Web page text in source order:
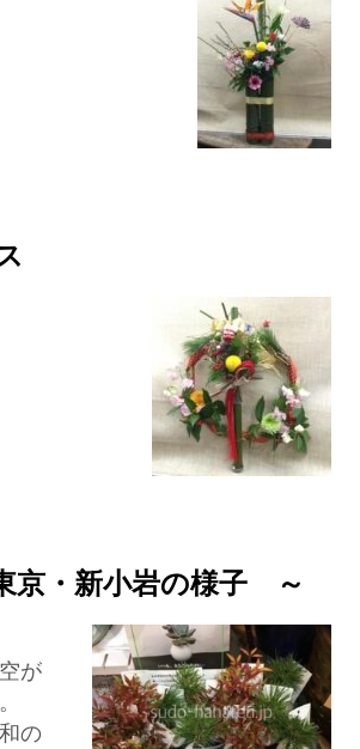
京・新小岩の様子 ～
が
の